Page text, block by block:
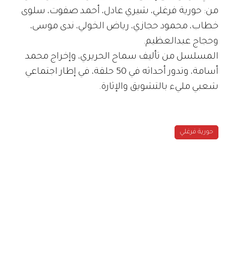
من: حورية فرغلي، شيري عادل، أحمد صفوت، سلوى
خطاب، محمود حجازي، رياض الخولي، ندى موسى،
وحجاج عبدالعظيم.
المسلسل من تأليف سماح الحريري، وإخراج محمد
أسامة، وتدور أحداثه في 50 حلقة، في إطار اجتماعي
شعبي مليء بالتشويق والإثارة.
حورية فرغلي